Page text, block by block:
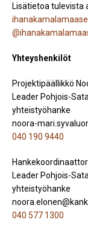
Lisätietoa tulevista
Yhteyshenkilöt
Projektipäällikkö
Leader Pohjois-
yhteistyöhanke
noora-
040 190 9440
Leader Pohjois-
yhteistyöhanke
040 577 1300